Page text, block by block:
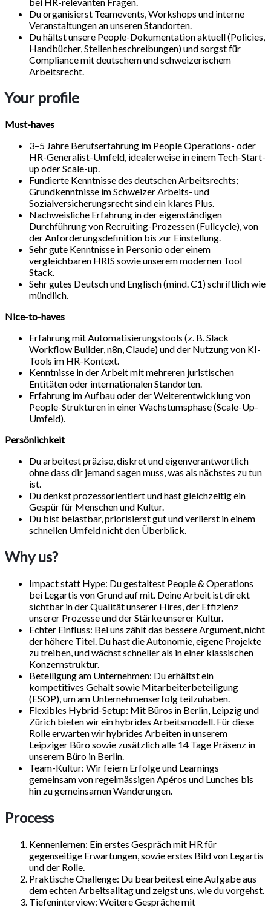
Du organisierst Teamevents, Workshops und interne
Veranstaltungen an unseren Standorten.
Du hältst unsere People-Dokumentation aktuell (Policies,
Handbücher, Stellenbeschreibungen) und sorgst für
Compliance mit deutschem und schweizerischem
Arbeitsrecht.
Your profile
Must-haves
3–5 Jahre Berufserfahrung im People Operations- oder
HR-Generalist-Umfeld, idealerweise in einem Tech-Start-
up oder Scale-up.
Fundierte Kenntnisse des deutschen Arbeitsrechts;
Grundkenntnisse im Schweizer Arbeits- und
Sozialversicherungsrecht sind ein klares Plus.
Nachweisliche Erfahrung in der eigenständigen
Durchführung von Recruiting-Prozessen (Fullcycle), von
der Anforderungsdefinition bis zur Einstellung.
Sehr gute Kenntnisse in Personio oder einem
vergleichbaren HRIS sowie unserem modernen Tool
Stack.
Sehr gutes Deutsch und Englisch (mind. C1) schriftlich wie
mündlich.
Nice-to-haves
Erfahrung mit Automatisierungstools (z. B. Slack
Workflow Builder, n8n, Claude) und der Nutzung von KI-
Tools im HR-Kontext.
Kenntnisse in der Arbeit mit mehreren juristischen
Entitäten oder internationalen Standorten.
Erfahrung im Aufbau oder der Weiterentwicklung von
People-Strukturen in einer Wachstumsphase (Scale-Up-
Umfeld).
Persönlichkeit
Du arbeitest präzise, diskret und eigenverantwortlich
ohne dass dir jemand sagen muss, was als nächstes zu tun
ist.
Du denkst prozessorientiert und hast gleichzeitig ein
Gespür für Menschen und Kultur.
Du bist belastbar, priorisierst gut und verlierst in einem
schnellen Umfeld nicht den Überblick.
Why us?
Impact statt Hype: Du gestaltest People & Operations
bei Legartis von Grund auf mit. Deine Arbeit ist direkt
sichtbar in der Qualität unserer Hires, der Effizienz
unserer Prozesse und der Stärke unserer Kultur.
Echter Einfluss: Bei uns zählt das bessere Argument, nicht
der höhere Titel. Du hast die Autonomie, eigene Projekte
zu treiben, und wächst schneller als in einer klassischen
Konzernstruktur.
Beteiligung am Unternehmen: Du erhältst ein
kompetitives Gehalt sowie Mitarbeiterbeteiligung
(ESOP), um am Unternehmenserfolg teilzuhaben.
Flexibles Hybrid-Setup: Mit Büros in Berlin, Leipzig und
Zürich bieten wir ein hybrides Arbeitsmodell. Für diese
Rolle erwarten wir hybrides Arbeiten in unserem
Leipziger Büro sowie zusätzlich alle 14 Tage Präsenz in
unserem Büro in Berlin.
Team-Kultur: Wir feiern Erfolge und Learnings
gemeinsam von regelmässigen Apéros und Lunches bis
hin zu gemeinsamen Wanderungen.
Process
Kennenlernen: Ein erstes Gespräch mit HR für
gegenseitige Erwartungen, sowie erstes Bild von Legartis
und der Rolle.
Praktische Challenge: Du bearbeitest eine Aufgabe aus
dem echten Arbeitsalltag und zeigst uns, wie du vorgehst.
Tiefeninterview: Weitere Gespräche mit